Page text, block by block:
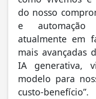
do nosso
e automação
atualmente em
mais avançadas
IA generativa,
modelo para
custo-benefício”.